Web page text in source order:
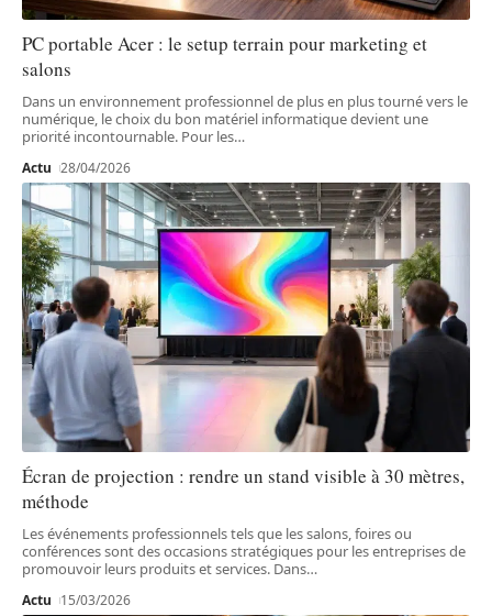
PC portable Acer : le setup terrain pour marketing et
salons
Dans un environnement professionnel de plus en plus tourné vers le
numérique, le choix du bon matériel informatique devient une
priorité incontournable. Pour les…
Actu 28/04/2026
Écran de projection : rendre un stand visible à 30 mètres,
méthode
Les événements professionnels tels que les salons, foires ou
conférences sont des occasions stratégiques pour les entreprises de
promouvoir leurs produits et services. Dans…
Actu 15/03/2026